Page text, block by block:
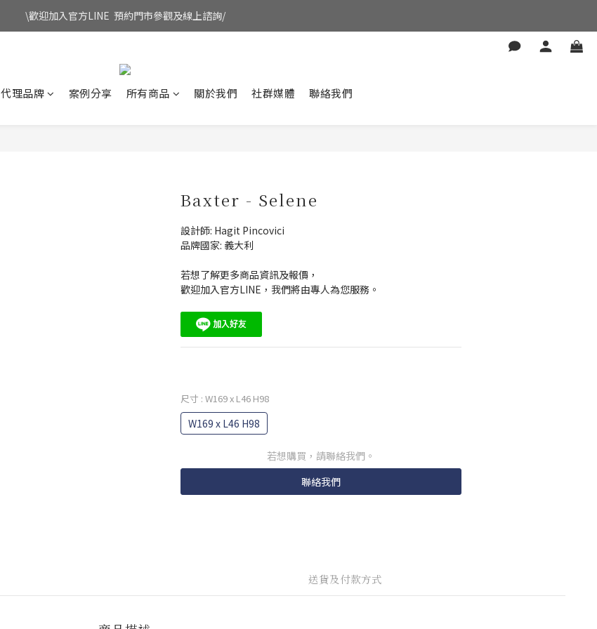
\歡迎加入官方LINE  預約門市參觀及線上諮詢/
代理品牌 案例分享 所有商品 關於我們 社群媒體 聯絡我們
Baxter - Selene
設計師: Hagit Pincovici
品牌國家: 義大利
若想了解更多商品資訊及報價，
歡迎加入官方LINE，我們將由專人為您服務。
尺寸 : W169 x L46 H98
W169 x L46 H98
若想購買，請聯絡我們。
聯絡我們
送貨及付款方式